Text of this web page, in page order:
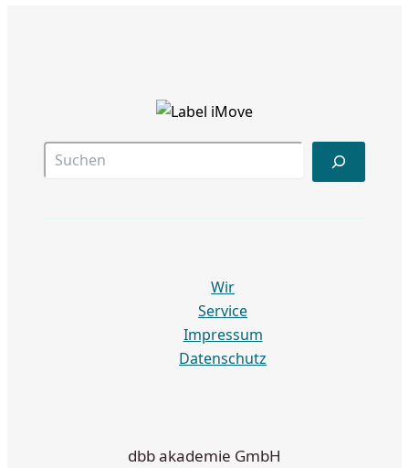
Wir
Service
Impressum
Datenschutz
dbb akademie GmbH